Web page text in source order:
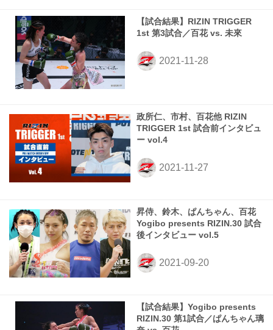
【試合結果】RIZIN TRIGGER
1st 第3試合／百花 vs. 未來
政所仁、市村、百花他 RIZIN
TRIGGER 1st 試合前インタビュ
ー vol.4
昇侍、鈴木、ぱんちゃん、百花
Yogibo presents RIZIN.30 試合
後インタビュー vol.5
【試合結果】Yogibo presents
RIZIN.30 第1試合／ぱんちゃん璃